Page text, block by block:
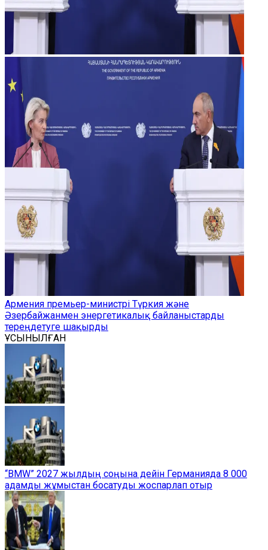
Армения премьер-министрі Түркия және
Әзербайжанмен энергетикалық байланыстарды
тереңдетуге шақырды
ҰСЫНЫЛҒАН
“BMW” 2027 жылдың соңына дейін Германияда 8 000
адамды жұмыстан босатуды жоспарлап отыр